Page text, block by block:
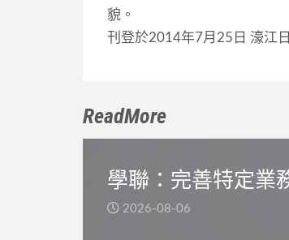
貌。
刊登於2014年7月25日 濠江
ReadMore
學聯：完善特定業
2026-08-06